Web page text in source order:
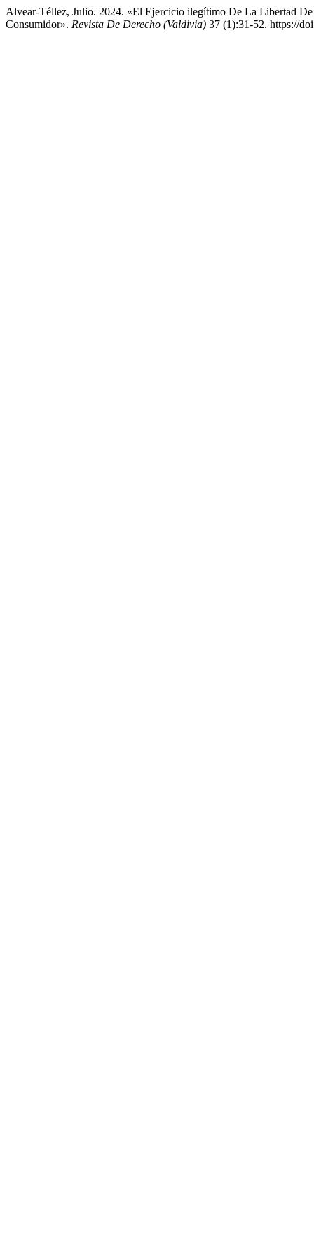
Alvear-Téllez, Julio. 2024. «El Ejercicio ilegítimo De La Libertad
Consumidor». Revista De Derecho (Valdivia) 37 (1):31-52. https://